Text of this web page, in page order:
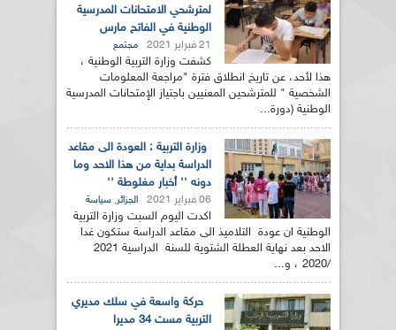
لمترشحي الامتحانات المدرسية
الوطنية في الفاتح مارس
21 فبراير 2021 مجتمع
كشفت وزارة التربية الوطنية ،
هذا لأحد، عن تاريخ انطلاق فترة "مراجعة المعلومات
الشخصية " للمترشحين المعنيين باجتياز الإمتحانات المدرسية
الوطنية (دورة...
وزارة التربية : العودة الى مقاعد
الدراسة بداية من هذا الاحد وما
دونه '' أخبار مغلوطة ''
06 فبراير 2021 الجزائر, سياسة
اكدت اليوم السبت وزارة التربية
الوطنية ان عودة التلاميذ الى مقاعد الدراسة ستكون غدا
الاحد بعد نهاية العطلة الشتوية للسنة الدراسية 2021
/2020 ، و...
حركة واسعة في سلك مديري
التربية مست 34 مديرا